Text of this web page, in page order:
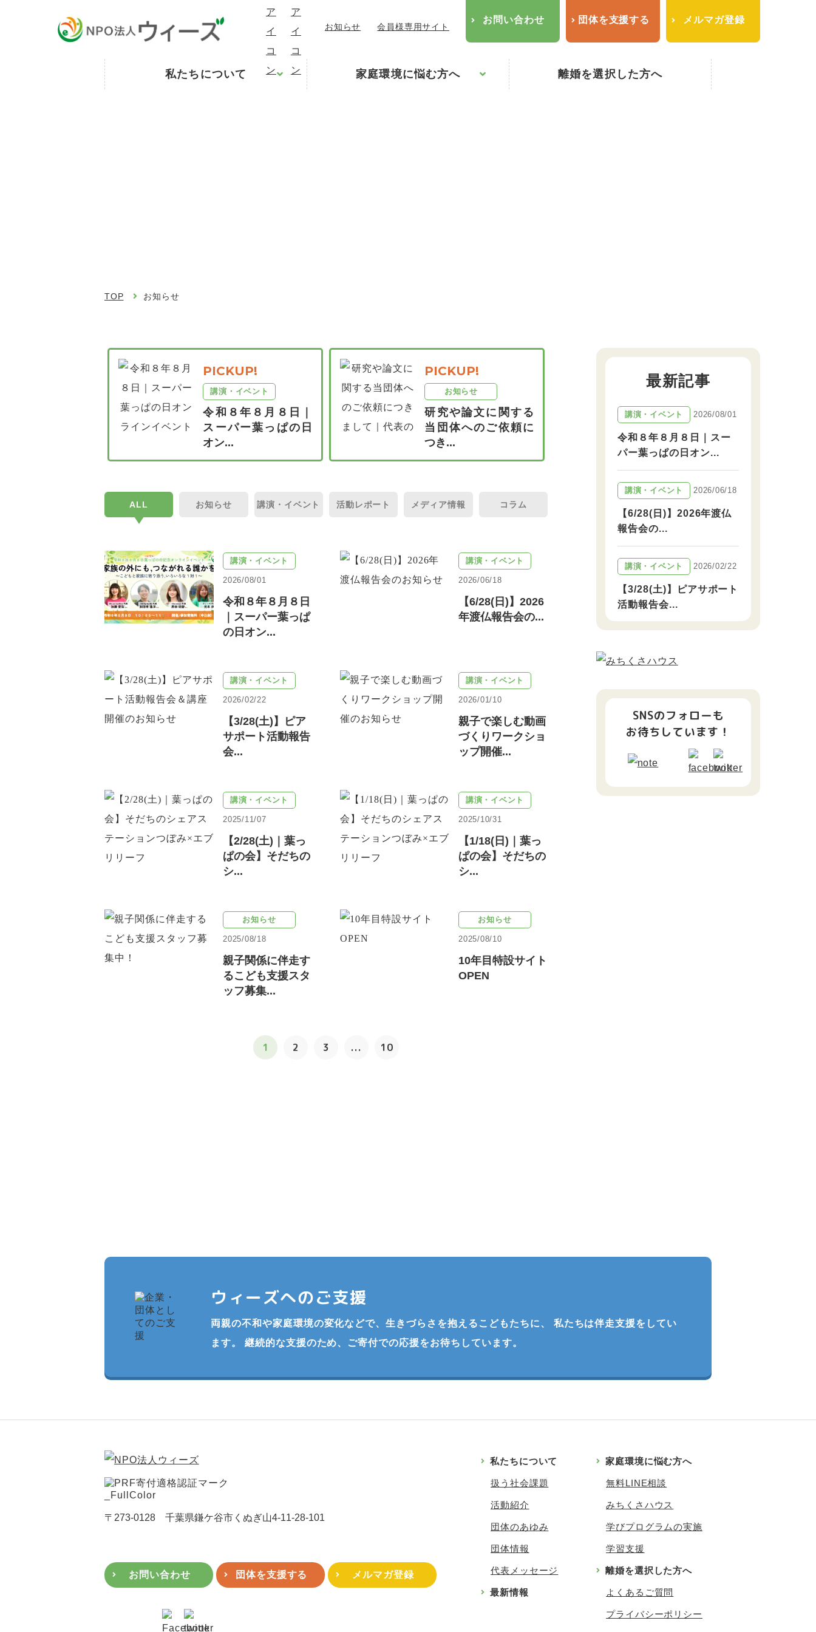
お知らせ 会員様専用サイト
お問い合わせ 団体を支援する メルマガ登録
私たちについて 家庭環境に悩む方へ 離婚を選択した方へ
TOP お知らせ
PICKUP!
講演・イベント
令和８年８月８日｜
スーパー葉っぱの日
オン...
PICKUP!
お知らせ
研究や論文に関する
当団体へのご依頼に
つき...
ALL お知らせ 講演・ イベント 活動レポート メディア情報 コラム
講演・イベント
2026/08/01
令和８年８月８日
｜スーパー葉っぱ
の日オン...
講演・イベント
2026/06/18
【6/28(日)】2026
年渡仏報告会の...
講演・イベント
2026/02/22
【3/28(土)】ピア
サポート活動報告
会...
講演・イベント
2026/01/10
親子で楽しむ動画
づくりワークショ
ップ開催...
講演・イベント
2025/11/07
【2/28(土)｜葉っ
ぱの会】そだちの
シ...
講演・イベント
2025/10/31
【1/18(日)｜葉っ
ぱの会】そだちの
シ...
お知らせ
2025/08/18
親子関係に伴走す
るこども支援スタ
ッフ募集...
お知らせ
2025/08/10
10年目特設サイト
OPEN
1 2 3 ... 10
最新記事
講演・イベント 2026/08/01
令和８年８月８日｜スー
パー葉っぱの日オン...
講演・イベント 2026/06/18
【6/28(日)】2026年渡仏
報告会の...
講演・イベント 2026/02/22
【3/28(土)】ピアサポート
活動報告会...
SNSのフォローも
お待ちしています！
ウィーズへのご支援
両親の不和や家庭環境の変化などで、生きづらさを抱えるこどもたちに、 私たちは伴走支援をしてい
ます。 継続的な支援のため、ご寄付での応援をお待ちしています。
〒273-0128 千葉県鎌ケ谷市くぬぎ山4-11-28-101
お問い合わせ 団体を支援する メルマガ登録
私たちについて
扱う社会課題
活動紹介
団体のあゆみ
団体情報
代表メッセージ
最新情報
家庭環境に悩む方へ
無料LINE相談
みちくさハウス
学びプログラムの実施
学習支援
離婚を選択した方へ
よくあるご質問
プライバシーポリシー